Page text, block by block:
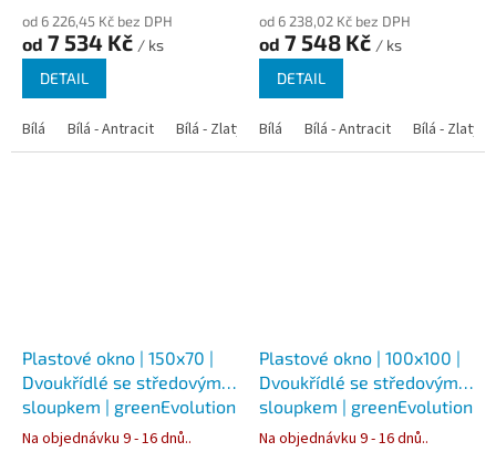
od 6 226,45 Kč bez DPH
od 7 534 Kč / ks
DETAIL
Bílá Bílá - Antracit Bílá - Zlatý dub Bílá - Tmavý dub Bílá -
od 6 238,02 Kč bez DPH
od 7 548 Kč / ks
DETAIL
Bílá Bílá - Antracit Bílá - Zlatý
Plastové okno | 150x70 |
Dvoukřídlé se středovým
sloupkem | greenEvolution
76
Na objednávku 9 - 16 dnů..
Plastové okno | 100x100 |
Dvoukřídlé se středovým
sloupkem | greenEvolution
76
Na objednávku 9 - 16 dnů..